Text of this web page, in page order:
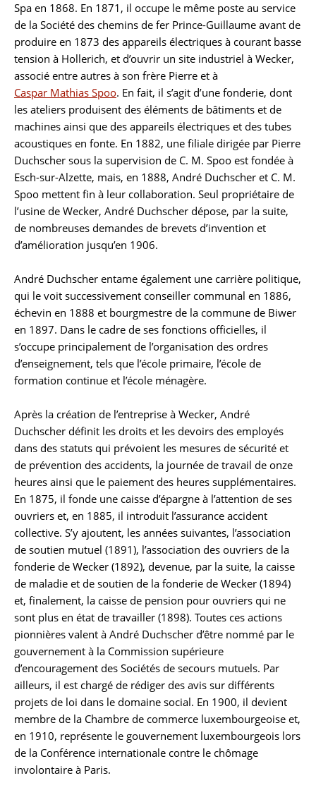
Spa en 1868. En 1871, il occupe le même poste au service
de la Société des chemins de fer Prince-Guillaume avant de
produire en 1873 des appareils électriques à courant basse
tension à Hollerich, et d’ouvrir un site industriel à Wecker,
associé entre autres à son frère Pierre et à
Caspar Mathias Spoo. En fait, il s’agit d’une fonderie, dont
les ateliers produisent des éléments de bâtiments et de
machines ainsi que des appareils électriques et des tubes
acoustiques en fonte. En 1882, une filiale dirigée par Pierre
Duchscher sous la supervision de C. M. Spoo est fondée à
Esch-sur-Alzette, mais, en 1888, André Duchscher et C. M.
Spoo mettent fin à leur collaboration. Seul propriétaire de
l’usine de Wecker, André Duchscher dépose, par la suite,
de nombreuses demandes de brevets d’invention et
d’amélioration jusqu’en 1906.
André Duchscher entame également une carrière politique,
qui le voit successivement conseiller communal en 1886,
échevin en 1888 et bourgmestre de la commune de Biwer
en 1897. Dans le cadre de ses fonctions officielles, il
s’occupe principalement de l’organisation des ordres
d’enseignement, tels que l’école primaire, l’école de
formation continue et l’école ménagère.
Après la création de l’entreprise à Wecker, André
Duchscher définit les droits et les devoirs des employés
dans des statuts qui prévoient les mesures de sécurité et
de prévention des accidents, la journée de travail de onze
heures ainsi que le paiement des heures supplémentaires.
En 1875, il fonde une caisse d’épargne à l’attention de ses
ouvriers et, en 1885, il introduit l’assurance accident
collective. S’y ajoutent, les années suivantes, l’association
de soutien mutuel (1891), l’association des ouvriers de la
fonderie de Wecker (1892), devenue, par la suite, la caisse
de maladie et de soutien de la fonderie de Wecker (1894)
et, finalement, la caisse de pension pour ouvriers qui ne
sont plus en état de travailler (1898). Toutes ces actions
pionnières valent à André Duchscher d’être nommé par le
gouvernement à la Commission supérieure
d’encouragement des Sociétés de secours mutuels. Par
ailleurs, il est chargé de rédiger des avis sur différents
projets de loi dans le domaine social. En 1900, il devient
membre de la Chambre de commerce luxembourgeoise et,
en 1910, représente le gouvernement luxembourgeois lors
de la Conférence internationale contre le chômage
involontaire à Paris.